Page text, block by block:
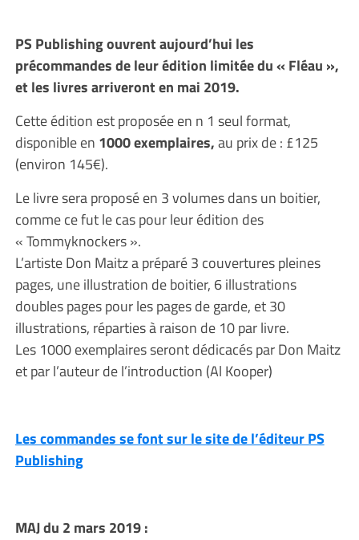
PS Publishing ouvrent aujourd’hui les
précommandes de leur édition limitée du « Fléau »,
et les livres arriveront en mai 2019.
Cette édition est proposée en n 1 seul format,
disponible en 1000 exemplaires,au prix de : £125
(environ 145€).
Le livre sera proposé en 3 volumes dans un boitier,
comme ce fut le cas pour leur édition des
« Tommyknockers ».
L’artiste Don Maitz a préparé 3 couvertures pleines
pages, une illustration de boitier, 6 illustrations
doubles pages pour les pages de garde, et 30
illustrations, réparties à raison de 10 par livre.
Les 1000 exemplaires seront dédicacés par Don Maitz
et par l’auteur de l’introduction (Al Kooper)
Les commandes se font sur le site de l’éditeur PS
Publishing
MAJ du 2 mars 2019 :